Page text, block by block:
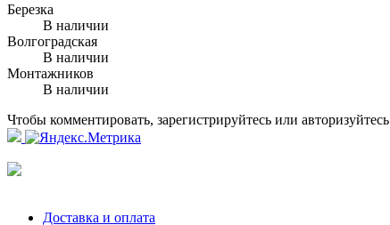
Березка
В наличии
Волгоградская
В наличии
Монтажников
В наличии
Чтобы комментировать, зарегистрируйтесь или авторизуйтесь
Доставка и оплата